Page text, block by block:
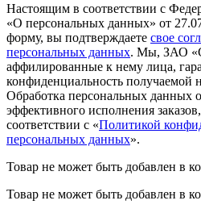
Настоящим в соответствии с
«О персональных данных» от
форму, вы подтверждаете свое
персональных данных. Мы, ЗАО
аффилированные к нему лица,
конфиденциальность
Обработка персональных данных
эффективного исполнения
соответствии с «Политикой
персональных данных».
Товар не может быть добавлен в
Товар не может быть добавлен в